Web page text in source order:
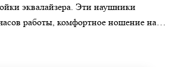
эквалайзера. Эти наушники
работы, комфортное ношение на
и уникальные функции, такие как